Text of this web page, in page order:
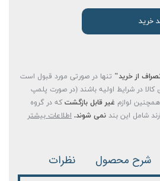
خرید
از خرید" تنها در صورتی مورد قبول است
کالا در شرایط اولیه باشند (در صورت پلمپ
لوازم غیر قابل بازگشت که در گروه
شامل این بند نمی شوند. اطلاعات بیشتر
شرح محصول نظرات